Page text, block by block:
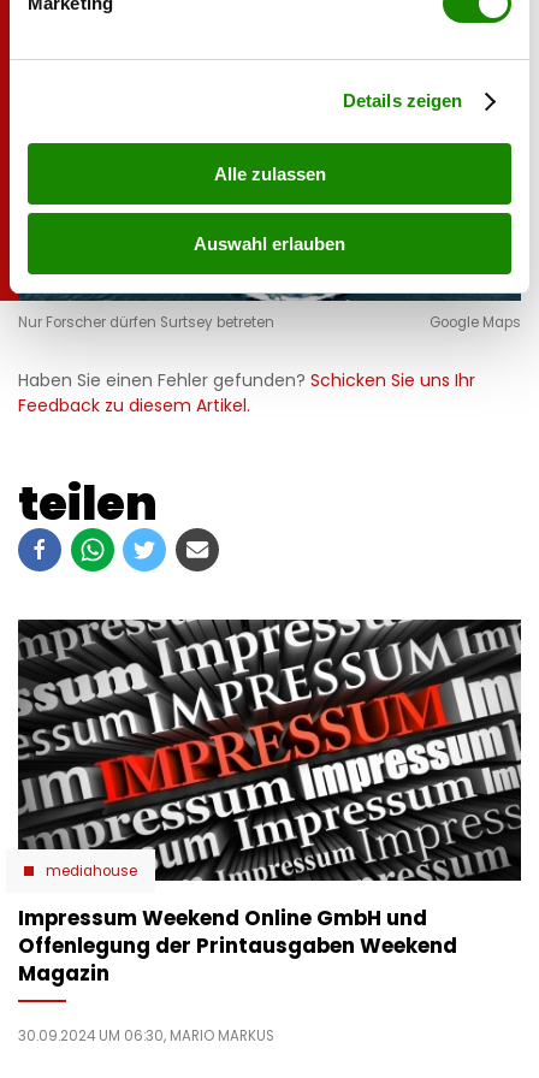
Erfahren Sie mehr darüber, wie Ihre persönlichen Daten
Details zeigen
Alle zulassen
Auswahl erlauben
Nur Forscher dürfen Surtsey betreten Google Maps
Haben Sie einen Fehler gefunden? Schicken Sie uns Ihr
Feedback zu diesem Artikel.
teilen
mediahouse
Impressum Weekend Online GmbH und
Offenlegung der Printausgaben Weekend
Magazin
30.09.2024 UM 06:30, MARIO MARKUS